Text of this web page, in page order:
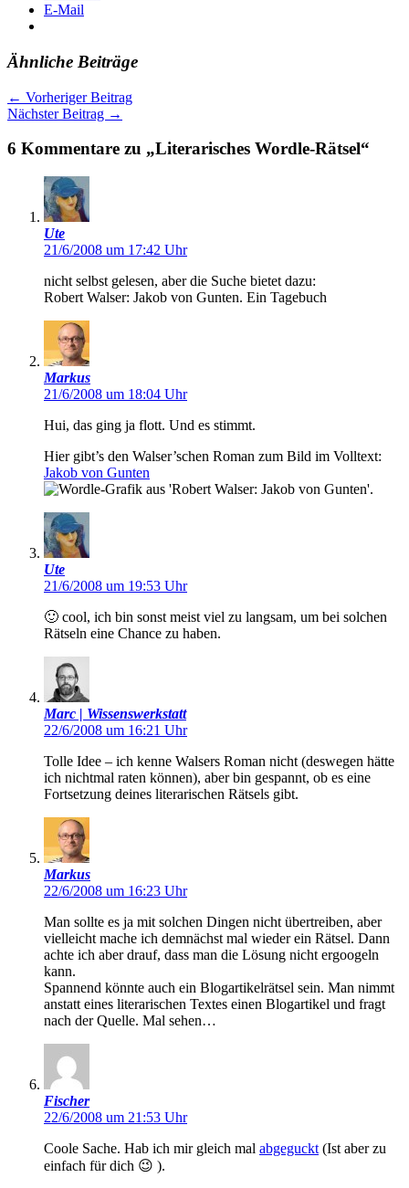
E-Mail
Ähnliche Beiträge
← Vorheriger Beitrag
Nächster Beitrag →
6 Kommentare zu „Literarisches Wordle-Rätsel“
Ute
21/6/2008 um 17:42 Uhr
nicht selbst gelesen, aber die Suche bietet dazu:
Robert Walser: Jakob von Gunten. Ein Tagebuch
Markus
21/6/2008 um 18:04 Uhr
Hui, das ging ja flott. Und es stimmt.
Hier gibt’s den Walser’schen Roman zum Bild im Volltext:
Jakob von Gunten
.
Ute
21/6/2008 um 19:53 Uhr
🙂 cool, ich bin sonst meist viel zu langsam, um bei solchen
Rätseln eine Chance zu haben.
Marc | Wissenswerkstatt
22/6/2008 um 16:21 Uhr
Tolle Idee – ich kenne Walsers Roman nicht (deswegen hätte
ich nichtmal raten können), aber bin gespannt, ob es eine
Fortsetzung deines literarischen Rätsels gibt.
Markus
22/6/2008 um 16:23 Uhr
Man sollte es ja mit solchen Dingen nicht übertreiben, aber
vielleicht mache ich demnächst mal wieder ein Rätsel. Dann
achte ich aber drauf, dass man die Lösung nicht ergoogeln
kann.
Spannend könnte auch ein Blogartikelrätsel sein. Man nimmt
anstatt eines literarischen Textes einen Blogartikel und fragt
nach der Quelle. Mal sehen…
Fischer
22/6/2008 um 21:53 Uhr
Coole Sache. Hab ich mir gleich mal abgeguckt (Ist aber zu
einfach für dich 😉 ).